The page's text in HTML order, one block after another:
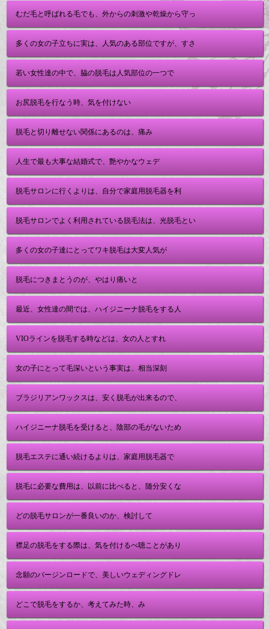
むだ毛と呼ばれる毛でも、外からの刺激や乾燥から守っ
多くの女の子立ちに実は、人気のある部位ですが、すさ
若い女性達の中で、脇の脱毛は人気部位の一つで
お尻脱毛を行なう時、気を付けない
脱毛と切り離せない関係にあるのは、痛み
人生で最も大事な結婚式で、艶やかなウェデ
脱毛サロンに行くよりは、自分で家庭用脱毛器を利
脱毛サロンでよく利用されている脱毛法は、光脱毛とい
多くの女の子達にとってワキ脱毛は大変人気が
脱毛につきまとうのが、やはり痛いと
最近、女性達の間では、ハイジニーナ脱毛をする人
VIOラインを脱毛する時などは、女の人とすれ
女の子にとって毛深いという事実は、相当深刻
ブラジリアンワックスは、安く脱毛が出来るので、
ハイジニーナ脱毛を受けると、陰部の毛がないため
脱毛エステに通い続けるよりは、家庭用脱毛器で
脱毛に必要な費用は、以前に比べると、随分安くな
どの脱毛サロンが一番良いのか、検討して
襟足の脱毛をする際は、気を付けるべ聴ことがあり
念願のバージンロードで、美しいウェディングドレ
どこで脱毛をするか、考えてみた時、み